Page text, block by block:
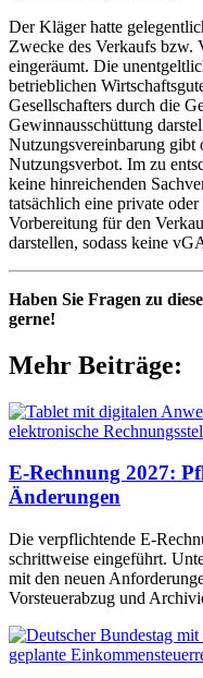
Der Kläger hatte
Zwecke des Verkaufs bzw.
eingeräumt. Die
betrieblichen
Gesellschafters durch die
Gewinnausschüttung
Nutzungsvereinbarung gibt
Nutzungsverbot. Im zu
keine hinreichenden
tatsächlich eine private
Vorbereitung für den
darstellen, sodass keine
Haben Sie Fragen zu
gerne!
Mehr Beiträge:
E-Rechnung 2027:
Änderungen
Die verpflichtende E-
schrittweise eingeführt.
mit den neuen
Vorsteuerabzug und